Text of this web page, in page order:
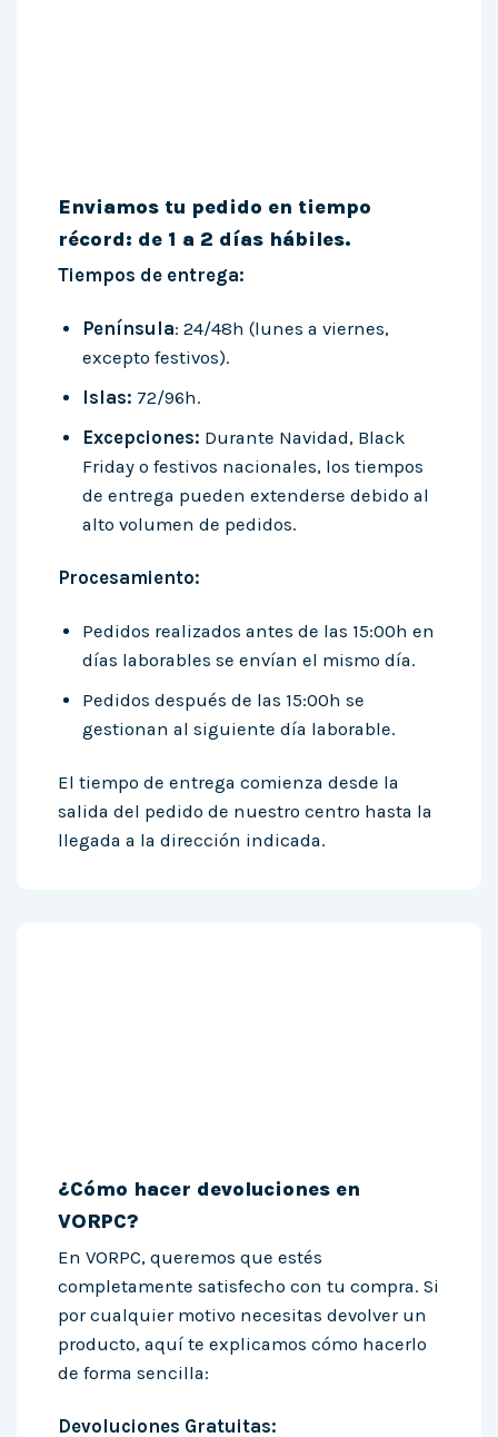
Enviamos tu pedido en tiempo
récord: de 1 a 2 días hábiles.
Tiempos de entrega:
Península: 24/48h (lunes a viernes,
excepto festivos).
Islas: 72/96h.
Excepciones: Durante Navidad, Black
Friday o festivos nacionales, los tiempos
de entrega pueden extenderse debido al
alto volumen de pedidos.
Procesamiento:
Pedidos realizados antes de las 15:00h en
días laborables se envían el mismo día.
Pedidos después de las 15:00h se
gestionan al siguiente día laborable.
El tiempo de entrega comienza desde la
salida del pedido de nuestro centro hasta la
llegada a la dirección indicada.
¿Cómo hacer devoluciones en
VORPC?
En VORPC, queremos que estés
completamente satisfecho con tu compra. Si
por cualquier motivo necesitas devolver un
producto, aquí te explicamos cómo hacerlo
de forma sencilla:
Devoluciones Gratuitas: